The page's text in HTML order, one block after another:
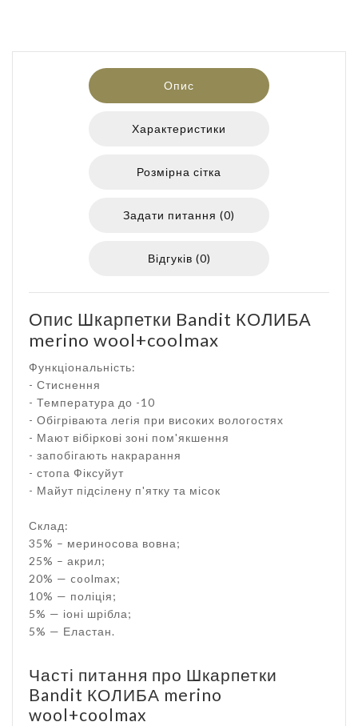
Опис
Характеристики
Розмірна сітка
Задати питання (0)
Відгуків (0)
Опис Шкарпетки Bandit КОЛИБА
merino wool+coolmax
Функціональність:
- Стиснення
- Температура до -10
- Обігріваюта легія при високих вологостях
- Мают вібіркові зоні пом'якшення
- запобігають накрарання
- стопа Фіксуйут
- Майут підсілену п'ятку та місок
Склад:
35% – мериносова вовна;
25% – акрил;
20% — coolmax;
10% — поліція;
5% — іоні шрібла;
5% — Еластан.
Часті питання про Шкарпетки
Bandit КОЛИБА merino
wool+coolmax